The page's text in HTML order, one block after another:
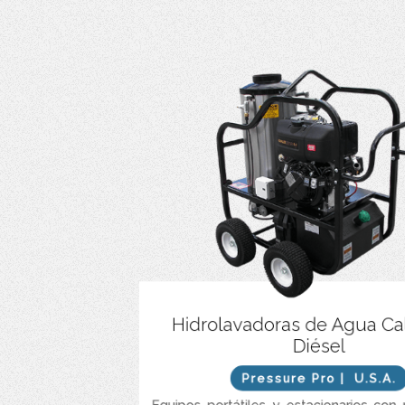
Hidrolavadoras de Agua
Diésel
Pressure Pro | U.S.A.
Presiones entre